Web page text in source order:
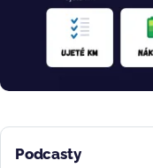
Podcasty